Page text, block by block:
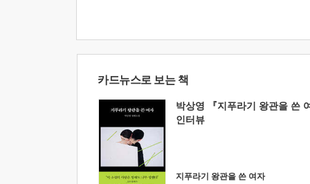
카드뉴스로 보는 책
박상영 『지푸라기 왕관을 쓴
인터뷰
지푸라기 왕관을 쓴 여자